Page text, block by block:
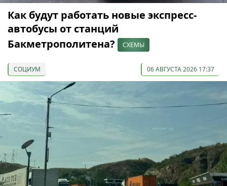
Как будут работать новые экспресс-
автобусы от станций
Бакметрополитена?
СХЕМЫ
СОЦИУМ 06 АВГУСТА 2026 17:37